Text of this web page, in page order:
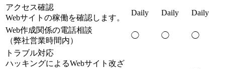
アクセス確認
Webサイトの稼働を確認します。
Daily Daily Daily
Web作成関係の電話相談
（弊社営業時間内）
◯ ◯ ◯
トラブル対応
ハッキングによるWebサイト改ざ